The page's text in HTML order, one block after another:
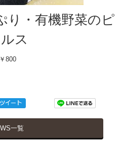
り・有機野菜のピ
ス
￥800
一覧